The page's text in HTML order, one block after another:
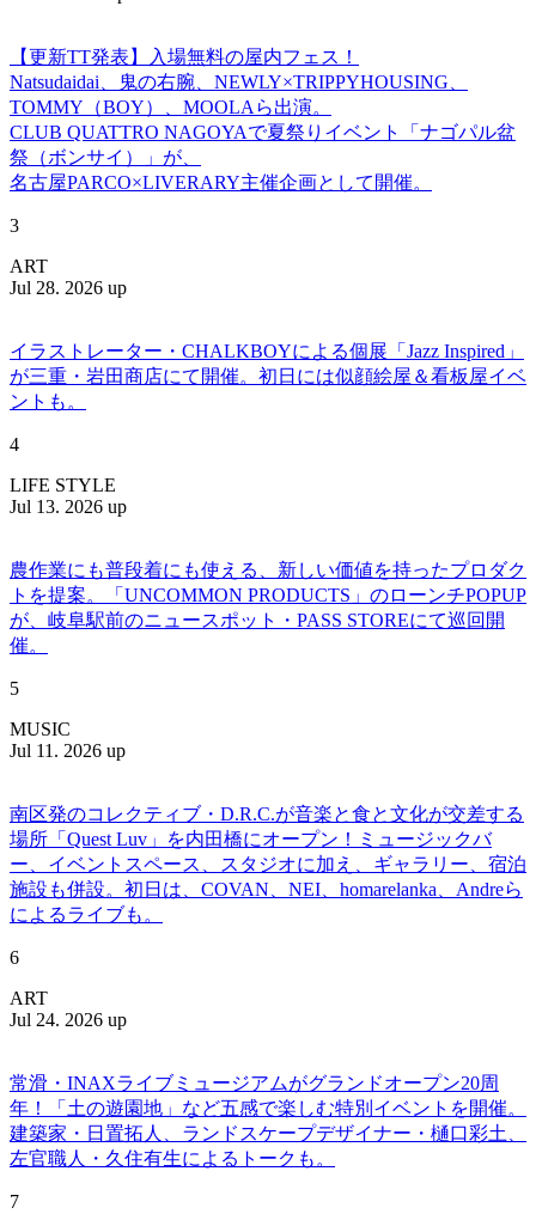
【更新TT発表】入場無料の屋内フェス！
Natsudaidai、鬼の右腕、NEWLY×TRIPPYHOUSING、
TOMMY（BOY）、MOOLAら出演。
CLUB QUATTRO NAGOYAで夏祭りイベント「ナゴパル盆
祭（ボンサイ）」が、
名古屋PARCO×LIVERARY主催企画として開催。
3
ART
Jul 28. 2026 up
イラストレーター・CHALKBOYによる個展「Jazz Inspired」
が三重・岩田商店にて開催。初日には似顔絵屋＆看板屋イベ
ントも。
4
LIFE STYLE
Jul 13. 2026 up
農作業にも普段着にも使える、新しい価値を持ったプロダク
トを提案。「UNCOMMON PRODUCTS」のローンチPOPUP
が、岐阜駅前のニュースポット・PASS STOREにて巡回開
催。
5
MUSIC
Jul 11. 2026 up
南区発のコレクティブ・D.R.C.が⾳楽と⾷と⽂化が交差する
場所「Quest Luv」を内田橋にオープン！ミュージックバ
ー、イベントスペース、スタジオに加え、ギャラリー、宿泊
施設も併設。初日は、COVAN、NEI、homarelanka、Andreら
によるライブも。
6
ART
Jul 24. 2026 up
常滑・INAXライブミュージアムがグランドオープン20周
年！「土の遊園地」など五感で楽しむ特別イベントを開催。
建築家・日置拓人、ランドスケープデザイナー・樋口彩土、
左官職人・久住有生によるトークも。
7